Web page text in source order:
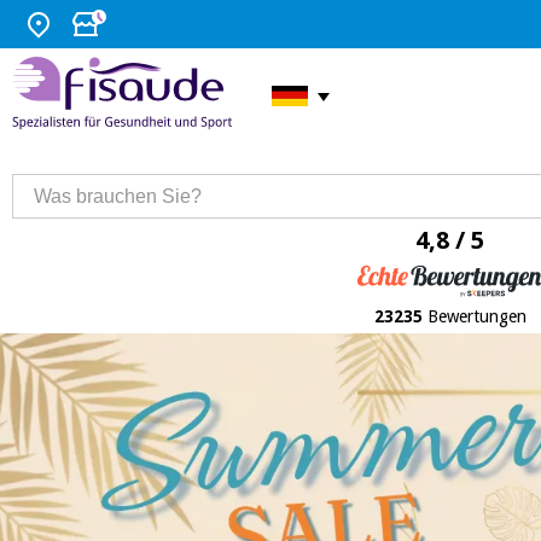
4,8 / 5
23235 Bewertungen